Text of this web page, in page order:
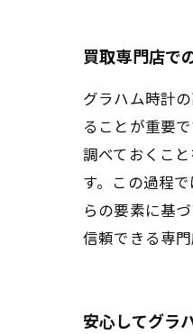
買取専門店で
グラハム時計
ることが重要
調べておくこ
す。この過程
らの要素に基
信頼できる専
安心してグラ